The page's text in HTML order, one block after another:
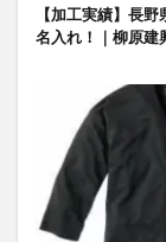
【加工実績】長
名入れ！｜柳原建